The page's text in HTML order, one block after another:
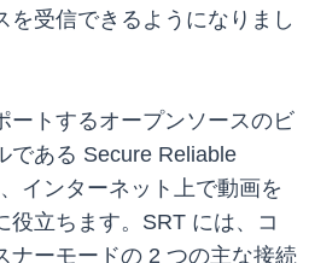
を受信できるようになりまし
ートするオープンソースのビ
である Secure Reliable
インターネット上で動画を
役立ちます。SRT には、コ
ナーモードの 2 つの主な接続